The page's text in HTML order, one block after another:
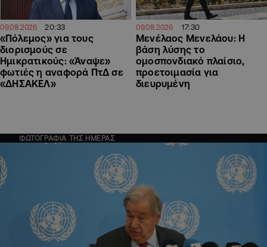
09.08.2026 20:33
«Πόλεμος» για τους
διορισμούς σε
Ημικρατικούς: «Άναψε»
φωτιές η αναφορά ΠτΔ σε
«ΔΗΣΑΚΕΛ»
09.08.2026 17:30
Μενέλαος Μενελάου: Η
βάση λύσης το
ομοσπονδιακό πλαίσιο,
προετοιμασία για
διευρυμένη
ΦΩΤΟΓΡΑΦΙΑ ΤΗΣ ΗΜΕΡΑΣ